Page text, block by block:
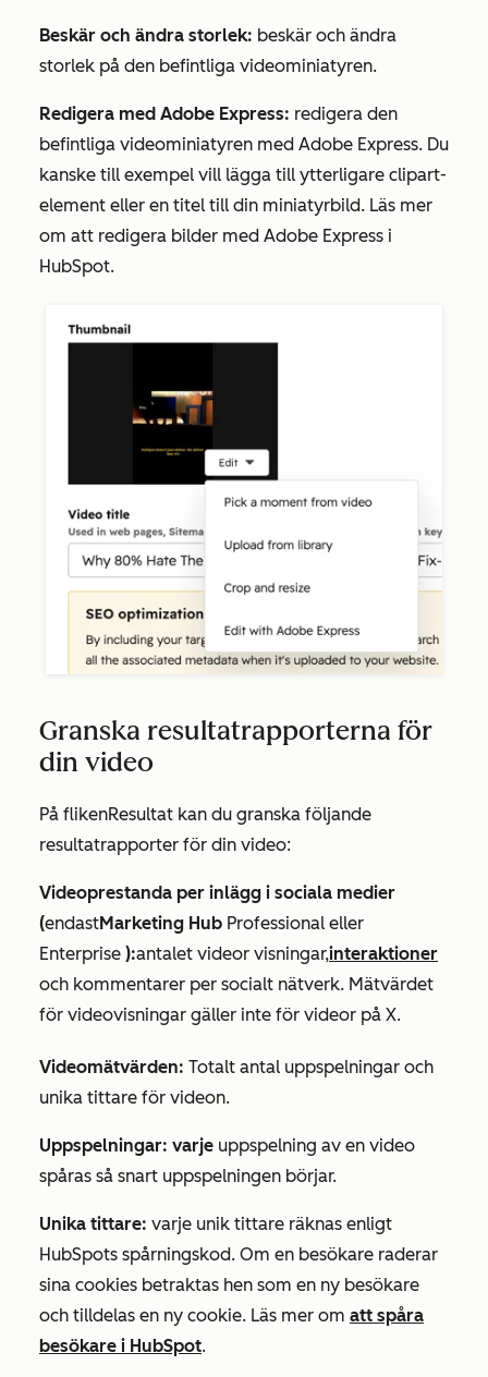
Beskär och ändra storlek: beskär och ändra
storlek på den befintliga videominiatyren.
Redigera med Adobe Express: redigera den
befintliga videominiatyren med Adobe Express. Du
kanske till exempel vill lägga till ytterligare clipart-
element eller en titel till din miniatyrbild. Läs mer
om att redigera bilder med Adobe Express i
HubSpot.
Granska resultatrapporterna för
din video
På flikenResultat kan du granska följande
resultatrapporter för din video:
Videoprestanda per inlägg i sociala medier
(endastMarketing Hub Professional eller
Enterprise ):antalet videor visningar,interaktioner
och kommentarer per socialt nätverk. Mätvärdet
för videovisningar gäller inte för videor på X.
Videomätvärden: Totalt antal uppspelningar och
unika tittare för videon.
Uppspelningar: varje uppspelning av en video
spåras så snart uppspelningen börjar.
Unika tittare: varje unik tittare räknas enligt
HubSpots spårningskod. Om en besökare raderar
sina cookies betraktas hen som en ny besökare
och tilldelas en ny cookie. Läs mer om att spåra
besökare i HubSpot.